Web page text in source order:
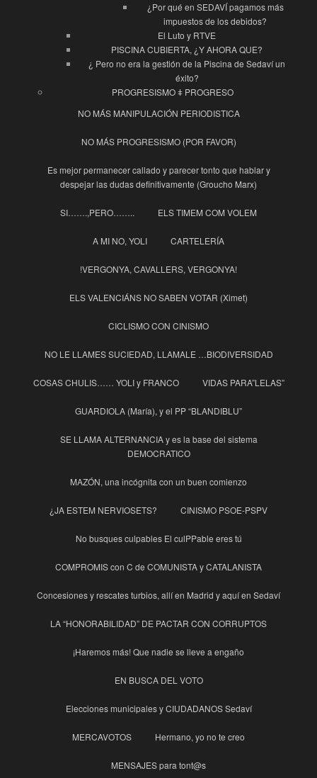
¿Por qué en SEDAVÍ pagamos más
impuestos de los debidos?
El Luto y RTVE
PISCINA CUBIERTA, ¿Y AHORA QUE?
¿ Pero no era la gestión de la Piscina de Sedaví un
éxito?
PROGRESISMO ǂ PROGRESO
NO MÁS MANIPULACIÓN PERIODISTICA
NO MÁS PROGRESISMO (POR FAVOR)
Es mejor permanecer callado y parecer tonto que hablar y
despejar las dudas definitivamente (Groucho Marx)
SI…….,PERO…….. ELS TIMEM COM VOLEM
A MI NO, YOLI CARTELERÍA
!VERGONYA, CAVALLERS, VERGONYA!
ELS VALENCIÁNS NO SABEN VOTAR (Ximet)
CICLISMO CON CINISMO
NO LE LLAMES SUCIEDAD, LLAMALE …BIODIVERSIDAD
COSAS CHULIS…… YOLI y FRANCO VIDAS PARA”LELAS”
GUARDIOLA (María), y el PP “BLANDIBLU”
SE LLAMA ALTERNANCIA y es la base del sistema
DEMOCRATICO
MAZÓN, una incógnita con un buen comienzo
¿JA ESTEM NERVIOSETS? CINISMO PSOE-PSPV
No busques culpables El culPPable eres tú
COMPROMIS con C de COMUNISTA y CATALANISTA
Concesiones y rescates turbios, allí en Madrid y aquí en Sedaví
LA “HONORABILIDAD” DE PACTAR CON CORRUPTOS
¡Haremos más! Que nadie se lleve a engaño
EN BUSCA DEL VOTO
Elecciones municipales y CIUDADANOS Sedaví
MERCAVOTOS Hermano, yo no te creo
MENSAJES para tont@s